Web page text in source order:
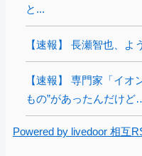
と...
【速報】 長瀬智也、
【速報】 専門家「イオ
もの”があったんだけど
Powered by livedoor 相互